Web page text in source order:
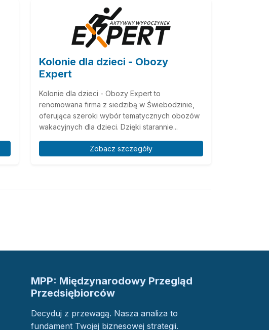
Kolonie dla dzieci - Obozy
Expert
Kolonie dla dzieci - Obozy Expert to
renomowana firma z siedzibą w Świebodzinie,
oferująca szeroki wybór tematycznych obozów
wakacyjnych dla dzieci. Dzięki starannie...
Zobacz szczegóły
MPP: Międzynarodowy Przegląd
Przedsiębiorców
Decyduj z przewagą. Nasza analiza to
fundament Twojej biznesowej strategii.